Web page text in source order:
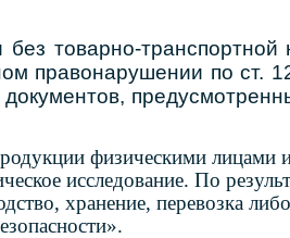
товарно-транспортной
правонарушении по ст.
физическими лицами
исследование. По
хранение, перевозка